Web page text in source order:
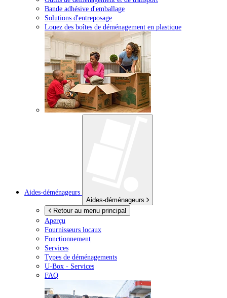
Bande adhésive d'emballage
Solutions d'entreposage
Louez des boîtes de déménagement en plastique
Aides-déménageurs
Aides-déménageurs
Retour au menu principal
Aperçu
Fournisseurs locaux
Fonctionnement
Services
Types de déménagements
U-Box - Services
FAQ